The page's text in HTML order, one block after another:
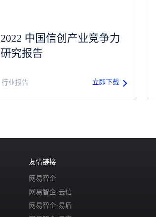
2022 中国信创产业竞争力
研究报告
行业报告 立即下载
友情链接
网易智企
网易智企·云信
网易智企·易盾